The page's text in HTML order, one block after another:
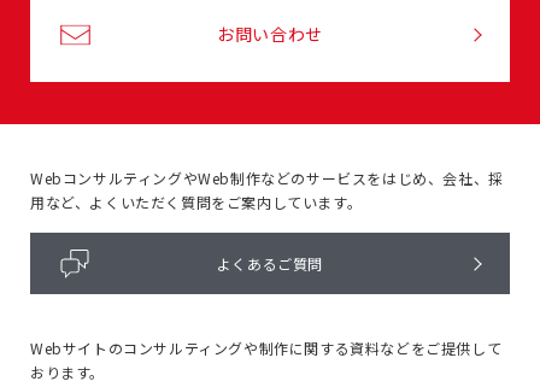
お問い合わせ
WebコンサルティングやWeb制作などのサービスをはじめ、会社、採
用など、よくいただく質問をご案内しています。
よくあるご質問
Webサイトのコンサルティングや制作に関する資料などをご提供して
おります。